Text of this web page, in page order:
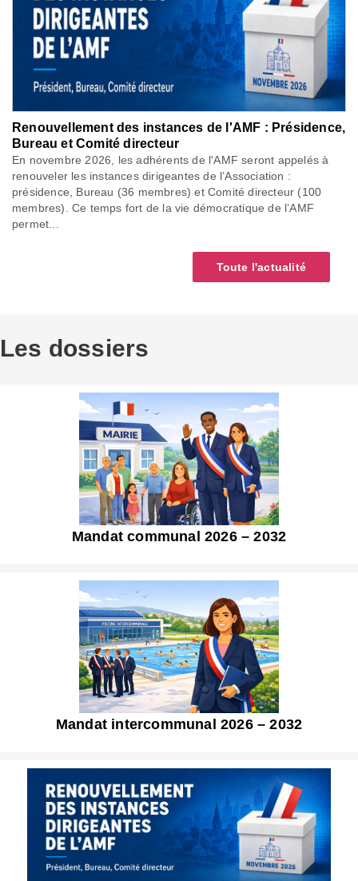
Renouvellement des instances de l'AMF : Présidence,
Bureau et Comité directeur
En novembre 2026, les adhérents de l'AMF seront appelés à
renouveler les instances dirigeantes de l’Association :
présidence, Bureau (36 membres) et Comité directeur (100
membres). Ce temps fort de la vie démocratique de l’AMF
permet...
Toute l'actualité
Les dossiers
Mandat communal 2026 – 2032
Mandat intercommunal 2026 – 2032